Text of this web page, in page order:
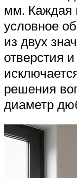
мм. Каждая
условное
из двух
отверстия
решения
диаметр